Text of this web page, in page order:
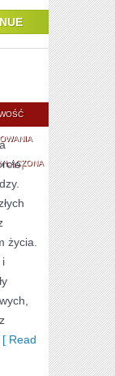
AWF
życia.
i
[ Read